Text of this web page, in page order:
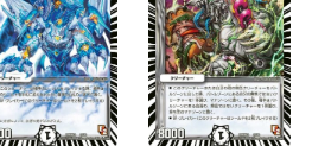
絞り込む